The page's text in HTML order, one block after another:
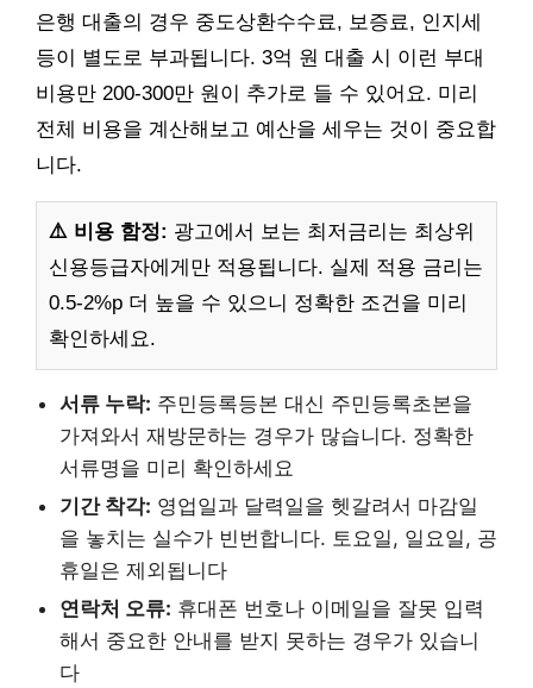
은행 대출의 경우 중도상환수수료, 보증료, 인지세
등이 별도로 부과됩니다. 3억 원 대출 시 이런 부대
비용만 200-300만 원이 추가로 들 수 있어요. 미리
전체 비용을 계산해보고 예산을 세우는 것이 중요합
니다.
⚠️ 비용 함정: 광고에서 보는 최저금리는 최상위
신용등급자에게만 적용됩니다. 실제 적용 금리는
0.5-2%p 더 높을 수 있으니 정확한 조건을 미리
확인하세요.
서류 누락: 주민등록등본 대신 주민등록초본을
가져와서 재방문하는 경우가 많습니다. 정확한
서류명을 미리 확인하세요
기간 착각: 영업일과 달력일을 헷갈려서 마감일
을 놓치는 실수가 빈번합니다. 토요일, 일요일, 공
휴일은 제외됩니다
연락처 오류: 휴대폰 번호나 이메일을 잘못 입력
해서 중요한 안내를 받지 못하는 경우가 있습니
다